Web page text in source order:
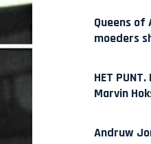
Queens of
moeders
HET
Marvin
Andruw